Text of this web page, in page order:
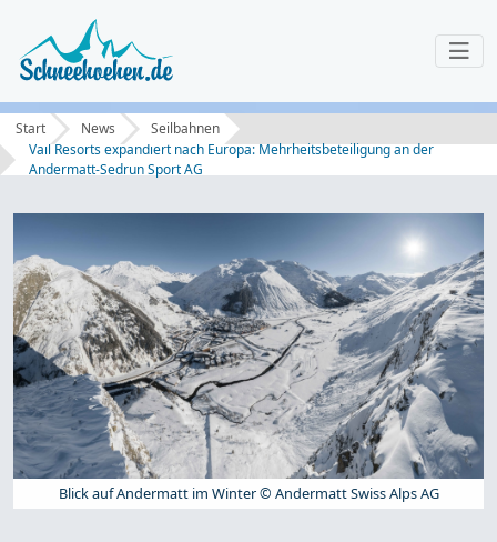
Start News
Seilbahnen
Vail Resorts expandiert nach Europa: Mehrheitsbeteiligung an der
Andermatt-Sedrun Sport AG
Blick auf Andermatt im Winter © Andermatt Swiss Alps AG